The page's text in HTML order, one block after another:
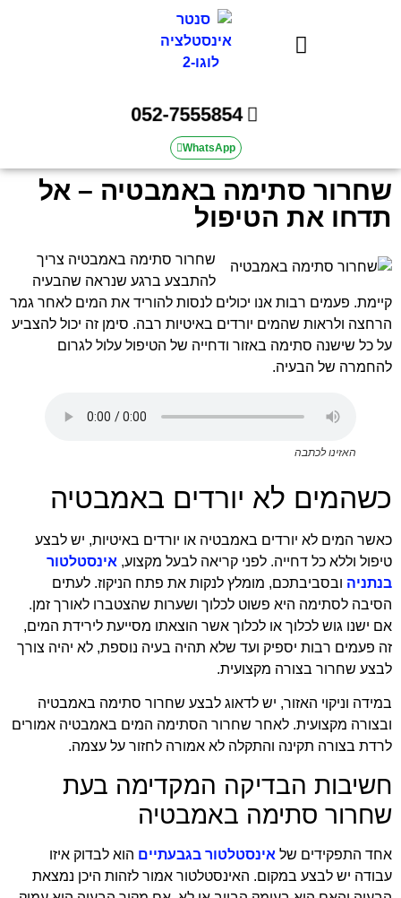
052-7555854
WhatsApp
שחרור סתימה באמבטיה – אל
תדחו את הטיפול
שחרור סתימה באמבטיה צריך
להתבצע ברגע שנראה שהבעיה
קיימת. פעמים רבות אנו יכולים לנסות להוריד את המים לאחר גמר
הרחצה ולראות שהמים יורדים באיטיות רבה. סימן זה יכול להצביע
על כל שישנה סתימה באזור ודחייה של הטיפול עלול לגרום
להחמרה של הבעיה.
האזינו לכתבה
כשהמים לא יורדים באמבטיה
כאשר המים לא יורדים באמבטיה או יורדים באיטיות, יש לבצע
טיפול וללא כל דחייה. לפני קריאה לבעל מקצוע, אינסטלטור
בנתניה ובסביבתכם, מומלץ לנקות את פתח הניקוז. לעתים
הסיבה לסתימה היא פשוט לכלוך ושערות שהצטברו לאורך זמן.
אם ישנו גוש לכלוך או לכלוך אשר הוצאתו מסייעת לירידת המים,
זה פעמים רבות יספיק ועד שלא תהיה בעיה נוספת, לא יהיה צורך
לבצע שחרור בצורה מקצועית.
במידה וניקוי האזור, יש לדאוג לבצע שחרור סתימה באמבטיה
ובצורה מקצועית. לאחר שחרור הסתימה המים באמבטיה אמורים
לרדת בצורה תקינה והתקלה לא אמורה לחזור על עצמה.
חשיבות הבדיקה המקדימה בעת
שחרור סתימה באמבטיה
אחד התפקידים של אינסטלטור בגבעתיים הוא לבדוק איזו
עבודה יש לבצע במקום. האינסטלטור אמור לזהות היכן נמצאת